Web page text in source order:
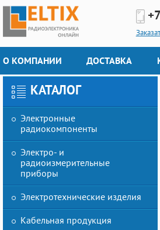
О КОМПАНИИ ДОСТАВКА
КАТАЛОГ
Электронные
радиокомпоненты
Электро- и
радиоизмерительные
приборы
Электротехнические изделия
Кабельная продукция